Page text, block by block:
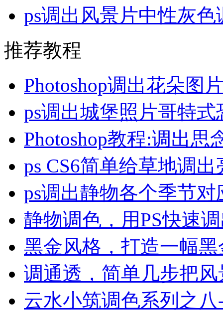
ps调出风景片中性灰色
推荐教程
Photoshop调出花朵图
ps调出城堡照片哥特式
Photoshop教程:调出思
ps CS6简单给草地调
ps调出静物各个季节对
静物调色，用PS快速
黑金风格，打造一幅
调通透，简单几步把
云水小筑调色系列之